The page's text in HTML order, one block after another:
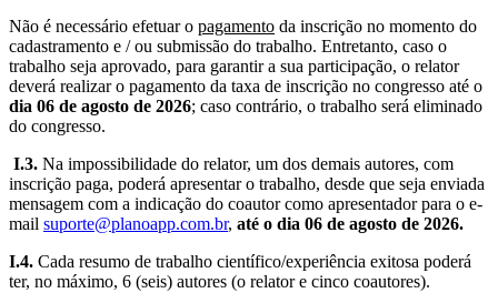
Não é necessário efetuar o pagamento da inscrição no momento do
cadastramento e / ou submissão do trabalho. Entretanto, caso o
trabalho seja aprovado, para garantir a sua participação, o relator
deverá realizar o pagamento da taxa de inscrição no congresso até o
dia 06 de agosto de 2026; caso contrário, o trabalho será eliminado
do congresso.
I.3. Na impossibilidade do relator, um dos demais autores, com
inscrição paga, poderá apresentar o trabalho, desde que seja enviada
mensagem com a indicação do coautor como apresentador para o e-
mail suporte@planoapp.com.br, até o dia 06 de agosto de 2026.
I.4. Cada resumo de trabalho científico/experiência exitosa poderá
ter, no máximo, 6 (seis) autores (o relator e cinco coautores).